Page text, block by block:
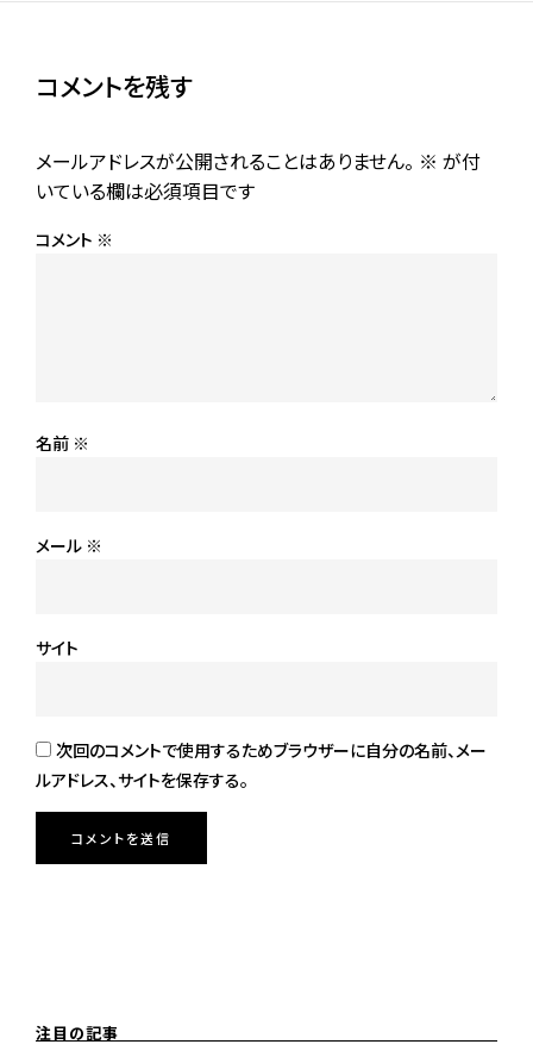
コメントを残す
メールアドレスが公開されることはありません。 ※ が付
いている欄は必須項目です
コメント ※
名前 ※
メール ※
サイト
次回のコメントで使用するためブラウザーに自分の名前、メー
ルアドレス、サイトを保存する。
注目の記事